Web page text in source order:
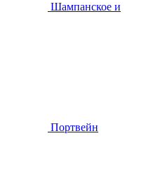
Шампанское и
Портвейн